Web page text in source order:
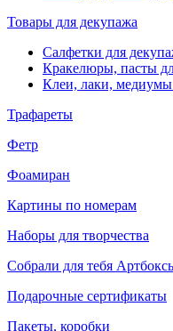
Товары для декупажа
Салфетки для
Кракелюры, пасты
Клеи, лаки, медиумы
Трафареты
Фетр
Фоамиран
Картины по номерам
Наборы для творчества
Собрали для тебя
Подарочные сертификаты
Пакеты, коробки